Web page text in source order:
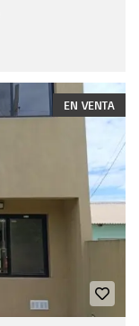
EN VENTA